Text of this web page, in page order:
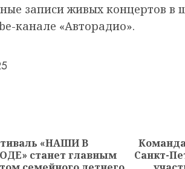
записи живых концертов в
канале «Авторадио».
«НАШИ В
станет главным
Санкт-